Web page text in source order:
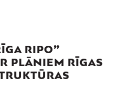
RIPO”
PLĀNIEM RĪGAS